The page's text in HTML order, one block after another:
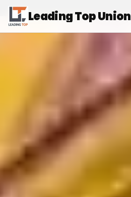
Leading Top Union